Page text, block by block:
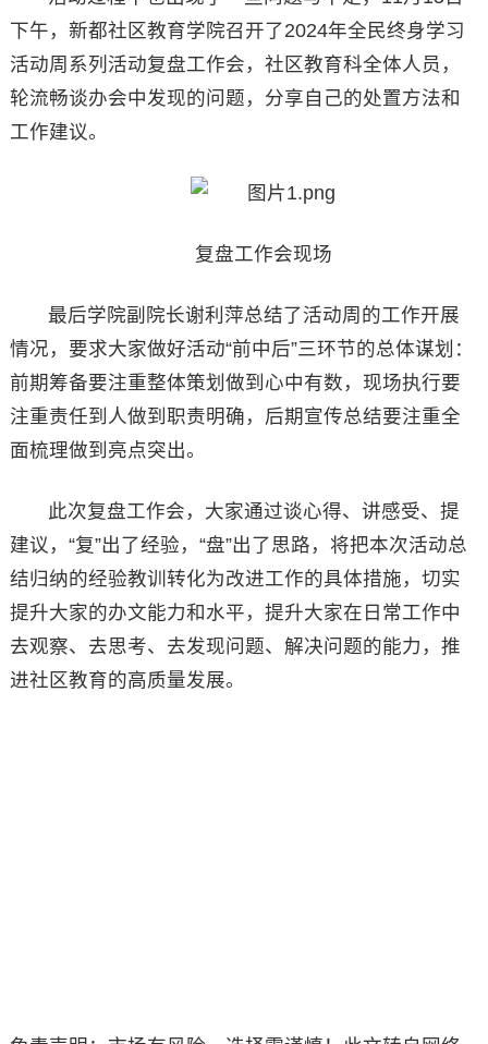
下午，新都社区教育学院召开了2024年全民终身学习
活动周系列活动复盘工作会，社区教育科全体人员，
轮流畅谈办会中发现的问题，分享自己的处置方法和
工作建议。
复盘工作会现场
最后学院副院长谢利萍总结了活动周的工作开展
情况，要求大家做好活动“前中后”三环节的总体谋划：
前期筹备要注重整体策划做到心中有数，现场执行要
注重责任到人做到职责明确，后期宣传总结要注重全
面梳理做到亮点突出。
此次复盘工作会，大家通过谈心得、讲感受、提
建议，“复”出了经验，“盘”出了思路，将把本次活动总
结归纳的经验教训转化为改进工作的具体措施，切实
提升大家的办文能力和水平，提升大家在日常工作中
去观察、去思考、去发现问题、解决问题的能力，推
进社区教育的高质量发展。